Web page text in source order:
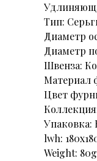
Тип:
Диаметр
Диаметр
Швенза:
Материал
Цвет
Упаковка:
lwh:
Weight: 80g